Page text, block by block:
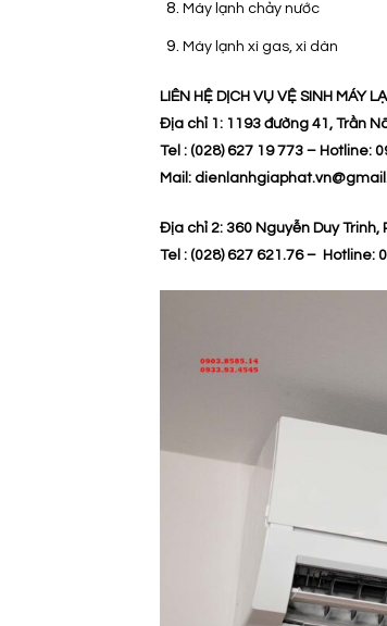
Máy lạnh chảy nước
Máy lạnh xì gas, xì dàn
LIÊN HỆ DỊCH VỤ VỆ SINH MÁY
Địa chỉ 1: 1193 đường 41, Trần
Tel : (028) 627 19 773 – Hotline:
Mail:
Địa chỉ 2: 360 Nguyễn Duy Trinh,
Tel : (028) 627 621.76 – Hotline: